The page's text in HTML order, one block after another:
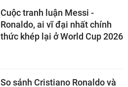
Cuộc tranh luận Messi -
Ronaldo, ai vĩ đại nhất chính
thức khép lại ở World Cup 2026
So sánh Cristiano Ronaldo và